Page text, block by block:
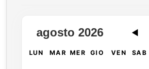
agosto 2026 ◀
LUN MAR MER GIO VEN SAB